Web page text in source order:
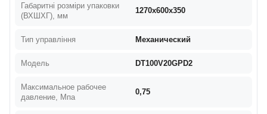
Габаритні розміри упаковки
(ВХШХГ), мм
1270х600х350
Тип управління Механический
Модель DT100V20GPD2
Максимальное рабочее
давление, Мпа
0,75